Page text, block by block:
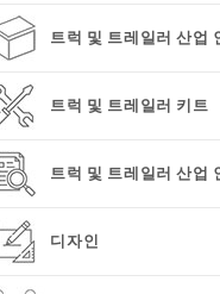
트럭 및 트레일러 산업
트럭 및 트레일러 키트
트럭 및 트레일러 산업
디자인